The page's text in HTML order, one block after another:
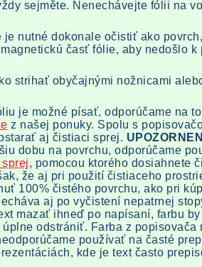
sejměte. Nenechávejte fólii na
nutné dokonale očistiť ako
časť fólie, aby nedošlo k
strihať obyčajnými nožnicami
je možné písať, odporúčame na to
z našej ponuky. Spolu s
aj čistiaci sprej.
dobu na povrchu, odporúčame
, pomocou ktorého dosiahnete
že aj pri použití čistiaceho
100% čistého povrchu, ako pri
aj po vyčistení nepatrnej
mazať ihneď po napísaní, farbu
úplne odstrániť. Farba z popisovača
používať na časté
kde je text často